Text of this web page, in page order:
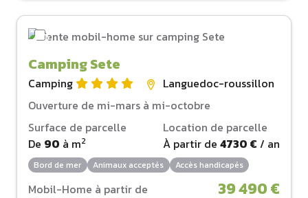
Camping Sete
Camping
Languedoc-roussillon
Ouverture de mi-mars à mi-octobre
Surface de parcelle
De 90 à m2
Location de parcelle
À partir de 4730 € / an
Bord de mer Animaux acceptés Accès handicapés
Mobil-Home à partir de 39 490 €